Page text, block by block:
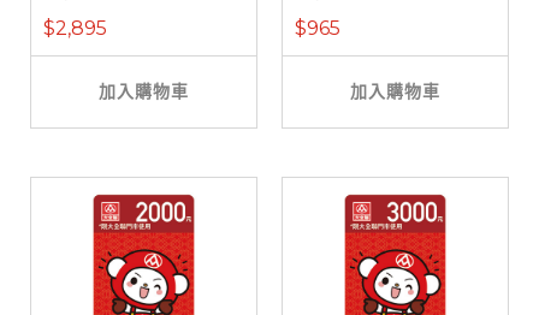
$2,895
加入購物車
$965
加入購物車